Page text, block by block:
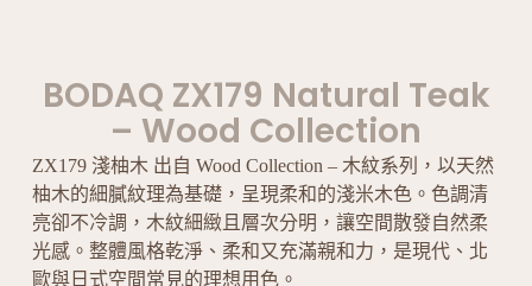
BODAQ ZX179 Natural Teak
– Wood Collection
ZX179 淺柚木 出自 Wood Collection – 木紋系列，以天然
柚木的細膩紋理為基礎，呈現柔和的淺米木色。色調清
亮卻不冷調，木紋細緻且層次分明，讓空間散發自然柔
光感。整體風格乾淨、柔和又充滿親和力，是現代、北
歐與日式空間常見的理想用色。